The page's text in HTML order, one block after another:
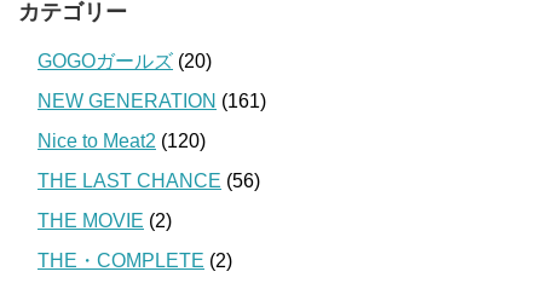
カテゴリー
GOGOガールズ (20)
NEW GENERATION (161)
Nice to Meat2 (120)
THE LAST CHANCE (56)
THE MOVIE (2)
THE・COMPLETE (2)